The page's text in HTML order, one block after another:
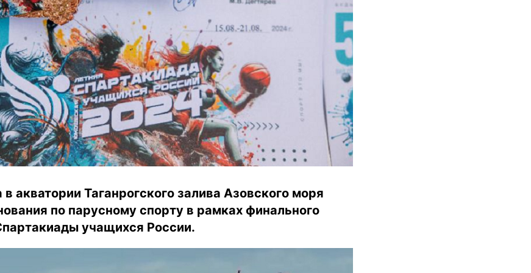
в акватории Таганрогского залива Азовского моря
по парусному спорту в рамках финального
учащихся России.